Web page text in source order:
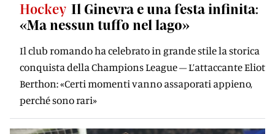
Hockey Il Ginevra e una festa infinita:
«Ma nessun tuffo nel lago»
Il club romando ha celebrato in grande stile la storica
conquista della Champions League – L’attaccante Eliot
Berthon: «Certi momenti vanno assaporati appieno,
perché sono rari»